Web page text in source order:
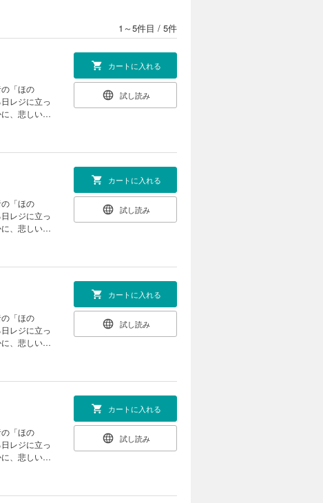
1～5件目 / 5件
レジに立っ
カートに入れる
試し読み
レジに立っ
カートに入れる
試し読み
レジに立っ
カートに入れる
試し読み
レジに立っ
カートに入れる
試し読み